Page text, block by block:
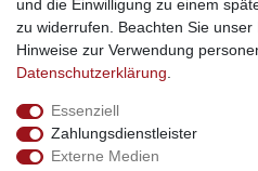
Sichere Bestellung und Zahlung
und die Einwilligung zu einem
zu widerrufen. Beachten Sie unser
Hinweise zur Verwendung
Daten­schutz­erklärung
Essenziell
Zahlungsdienstleister
Externe Medien
Widerrufs­recht